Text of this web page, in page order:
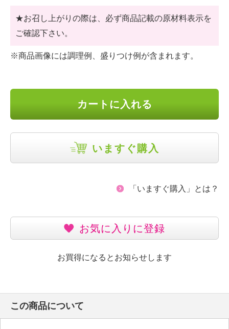
★お召し上がりの際は、必ず商品記載の原材料表示を
ご確認下さい。
※商品画像には調理例、盛りつけ例が含まれます。
カートに入れる
いますぐ購入
「いますぐ購入」とは？
お気に入りに登録
お買得になるとお知らせします
この商品について